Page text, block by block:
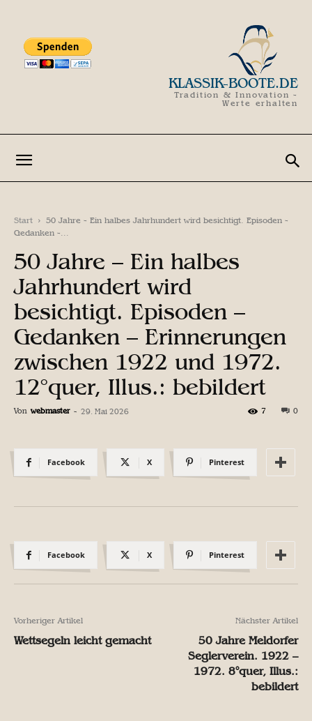
KLASSIK-BOOTE.DE
Tradition & Innovation -
Werte erhalten
Start
50 Jahre - Ein halbes Jahrhundert wird besichtigt. Episoden -
Gedanken -...
50 Jahre – Ein halbes
Jahrhundert wird
besichtigt. Episoden –
Gedanken – Erinnerungen
zwischen 1922 und 1972.
12°quer, Illus.: bebildert
Von webmaster - 29. Mai 2026 0
7
Facebook X Pinterest
Facebook X Pinterest
Vorheriger Artikel
Wettsegeln leicht gemacht
Nächster Artikel
50 Jahre Meldorfer
Seglerverein. 1922 –
1972. 8°quer, Illus.:
bebildert